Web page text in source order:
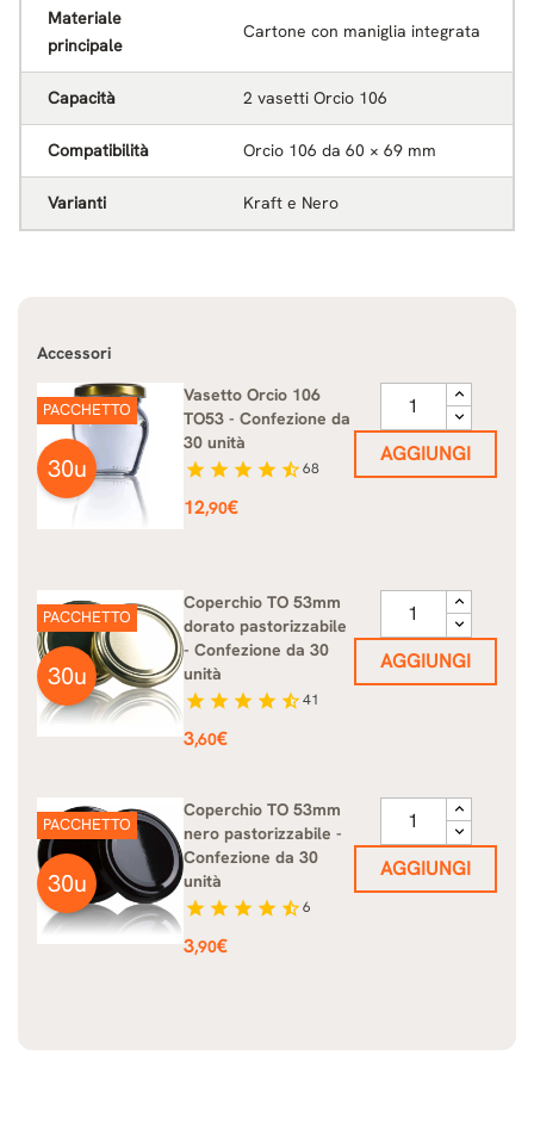
Materiale
principale
Cartone con maniglia integrata
Capacità 2 vasetti Orcio 106
Compatibilità Orcio 106 da 60 × 69 mm
Varianti Kraft e Nero
Accessori
Vasetto Orcio 106
TO53 - Confezione da
30 unità
star star star star star_half68
Prezzo
12,90€
PACCHETTO
30u AGGIUNGI
Coperchio TO 53mm
dorato pastorizzabile
- Confezione da 30
unità
star star star star star_half41
Prezzo
3,60€
PACCHETTO
30u AGGIUNGI
Coperchio TO 53mm
nero pastorizzabile -
Confezione da 30
unità
star star star star star_half6
Prezzo
3,90€
PACCHETTO
30u AGGIUNGI